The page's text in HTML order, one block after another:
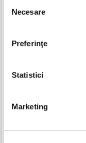
consimțământului
Necesare
Preferinţe
Statistici
Marketing
Povesti si povestiri